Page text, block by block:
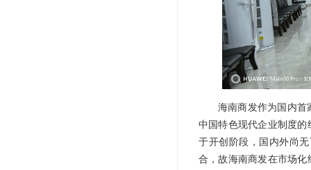
海南商发作为国内首
中国特色现代企业制度
于开创阶段，国内外尚
合，故海南商发在市场